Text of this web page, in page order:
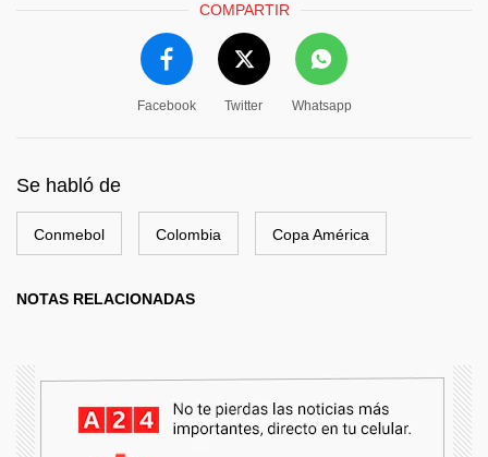
COMPARTIR
Facebook Twitter Whatsapp
Se habló de
Conmebol Colombia Copa América
NOTAS RELACIONADAS